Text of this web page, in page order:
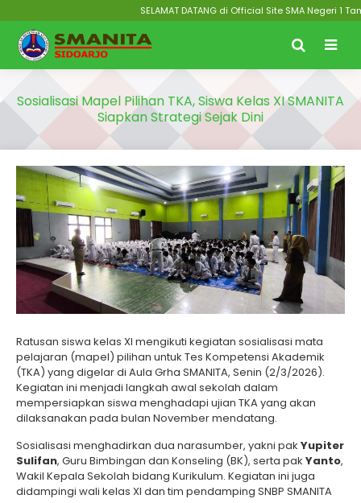
SELAMAT DATANG di Official Site SMA Negeri 1
Sosialisasi Mapel Pilihan TKA, Siswa Kelas XI SMANITA
Siapkan Strategi Sejak Dini
Ratusan siswa kelas XI mengikuti kegiatan sosialisasi mata
pelajaran (mapel) pilihan untuk Tes Kompetensi Akademik
(TKA) yang digelar di Aula Grha SMANITA, Senin (2/3/2026).
Kegiatan ini menjadi langkah awal sekolah dalam
mempersiapkan siswa menghadapi ujian TKA yang akan
dilaksanakan pada bulan November mendatang.
Sosialisasi menghadirkan dua narasumber, yakni pak Yupiter
Sulifan, Guru Bimbingan dan Konseling (BK), serta pak Yanto,
Wakil Kepala Sekolah bidang Kurikulum. Kegiatan ini juga
didampingi wali kelas XI dan tim pendamping SNBP SMANITA